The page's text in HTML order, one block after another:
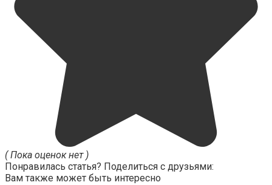
( Пока оценок нет )
Понравилась статья? Поделиться с друзьями:
Вам также может быть интересно